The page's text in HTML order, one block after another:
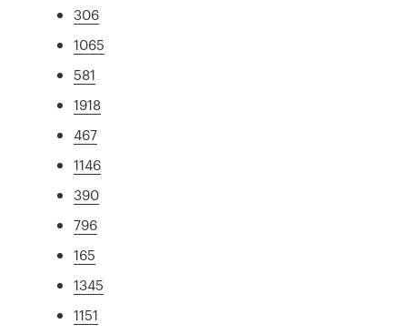
306
1065
581
1918
467
1146
390
796
165
1345
1151